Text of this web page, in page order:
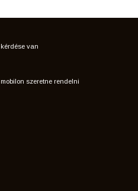
van
szeretne rendelni